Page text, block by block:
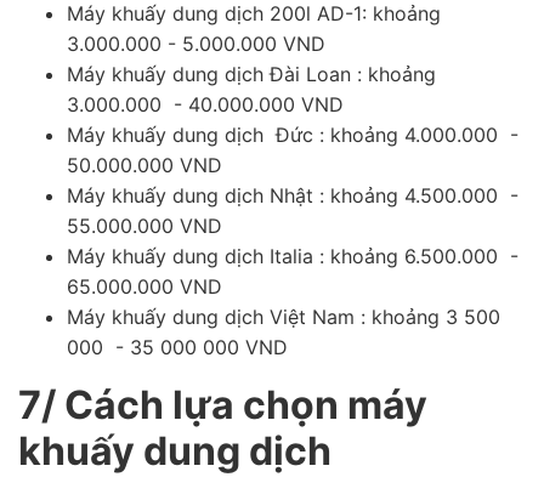
Máy khuấy dung dịch 200l AD-1: khoảng
3.000.000 - 5.000.000 VND
Máy khuấy dung dịch Đài Loan : khoảng
3.000.000 - 40.000.000 VND
Máy khuấy dung dịch Đức : khoảng 4.000.000 -
50.000.000 VND
Máy khuấy dung dịch Nhật : khoảng 4.500.000 -
55.000.000 VND
Máy khuấy dung dịch Italia : khoảng 6.500.000 -
65.000.000 VND
Máy khuấy dung dịch Việt Nam : khoảng 3 500
000 - 35 000 000 VND
7/ Cách lựa chọn máy
khuấy dung dịch